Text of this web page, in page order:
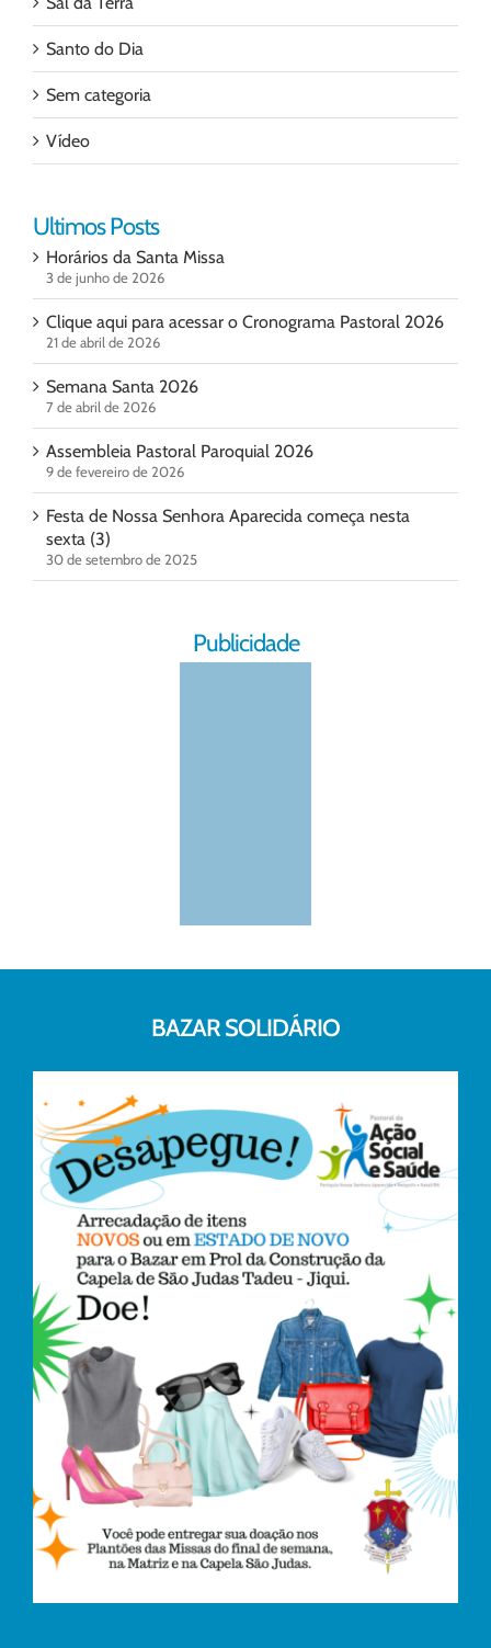
Santo do Dia
Sem categoria
Vídeo
Ultimos Posts
Horários da Santa Missa
3 de junho de 2026
Clique aqui para acessar o Cronograma Pastoral 2026
21 de abril de 2026
Semana Santa 2026
7 de abril de 2026
Assembleia Pastoral Paroquial 2026
9 de fevereiro de 2026
Festa de Nossa Senhora Aparecida começa nesta
sexta (3)
30 de setembro de 2025
Publicidade
BAZAR SOLIDÁRIO